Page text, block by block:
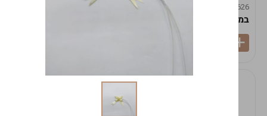
9009492379626
במארז
9009492379626